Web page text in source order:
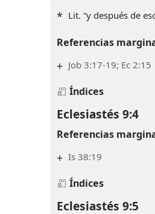
* Lit. “y después de
Referencias
+ Job 3:17-19; Ec 2:15
Índices
Eclesiastés 9:4
Referencias
+ Is 38:19
Índices
Eclesiastés 9:5